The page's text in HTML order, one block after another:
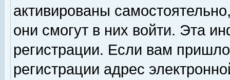
активированы
они смогут в них войти. Эта
регистрации. Если вам
регистрации адрес